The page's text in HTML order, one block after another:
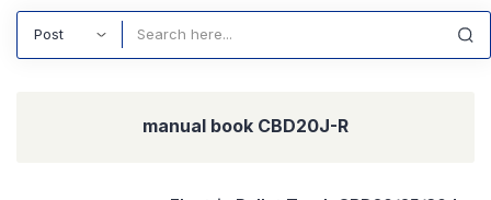
manual book CBD20J-R